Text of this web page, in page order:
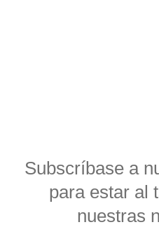
Subscríbase a
para estar al
nuestras